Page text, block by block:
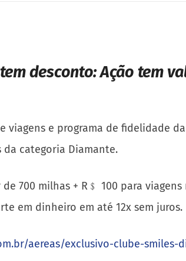
desconto:Ação tem
viagens e programa de fidelidade
da categoria Diamante.
700 milhas + R﹩ 100 para
em dinheiro em até 12x sem juros.
aereas/exclusivo-clube-smiles-